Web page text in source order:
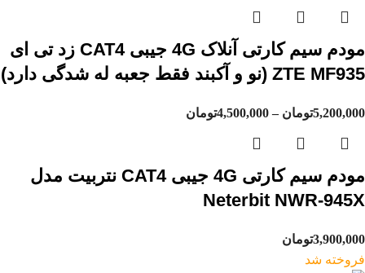
مودم سیم کارتی آنلاک 4G جیبی CAT4 زد تی ای
ZTE MF935 (نو و آکبند فقط جعبه له شدگی دارد)
5,200,000تومان –
4,500,000تومان
مودم سیم کارتی 4G جیبی CAT4 نتربیت مدل
Neterbit NWR-945X
3,900,000تومان
فروخته شد